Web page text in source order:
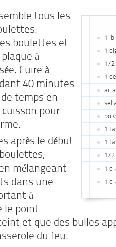
1 lb
1
1/2
1
ail
sel
1
1
1/2
1
1 c.
tous les
boulettes et
à
Cuire à
40 minutes
temps en
pour
après le début
mélangeant
dans une
à
le point
et que des bulles
du feu.